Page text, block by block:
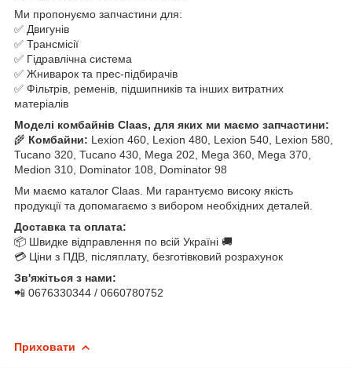
Ми пропонуємо запчастини для:
✅ Двигунів
✅ Трансмісії
✅ Гідравлічна система
✅ Жниварок та прес-підбирачів
✅ Фільтрів, ременів, підшипників та інших витратних
матеріалів
Моделі комбайнів Claas, для яких ми маємо запчастини:
🌾 Комбайни: Lexion 460, Lexion 480, Lexion 540, Lexion 580,
Tucano 320, Tucano 430, Mega 202, Mega 360, Mega 370,
Medion 310, Dominator 108, Dominator 98
Ми маємо каталог Claas. Ми гарантуємо високу якість
продукції та допомагаємо з вибором необхідних деталей.
Доставка та оплата:
📦 Швидке відправлення по всій Україні 🚚
💳 Ціни з ПДВ, післяплату, безготівковий розрахунок
Зв'яжіться з нами:
📲 0676330344 / 0660780752
Приховати